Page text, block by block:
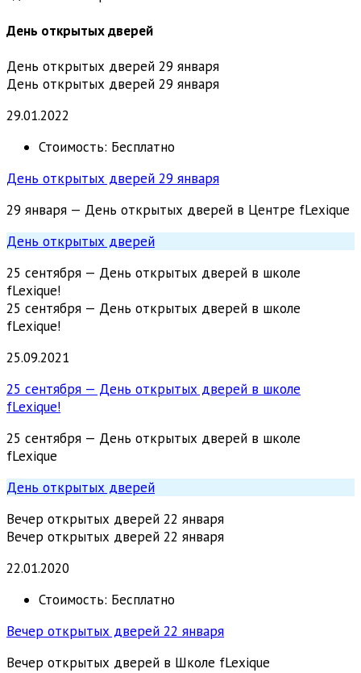
День открытых дверей
День открытых дверей 29 января
День открытых дверей 29 января
29.01.2022
Стоимость: Бесплатно
День открытых дверей 29 января
29 января — День открытых дверей в Центре fLexique
День открытых дверей
25 сентября — День открытых дверей в школе
fLexique!
25 сентября — День открытых дверей в школе
fLexique!
25.09.2021
25 сентября — День открытых дверей в школе
fLexique!
25 сентября — День открытых дверей в школе
fLexique
День открытых дверей
Вечер открытых дверей 22 января
Вечер открытых дверей 22 января
22.01.2020
Стоимость: Бесплатно
Вечер открытых дверей 22 января
Вечер открытых дверей в Школе fLexique